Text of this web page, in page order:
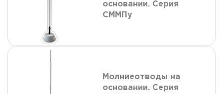
основании. Серия
СММПу
Молниеотводы на
основании. Серия